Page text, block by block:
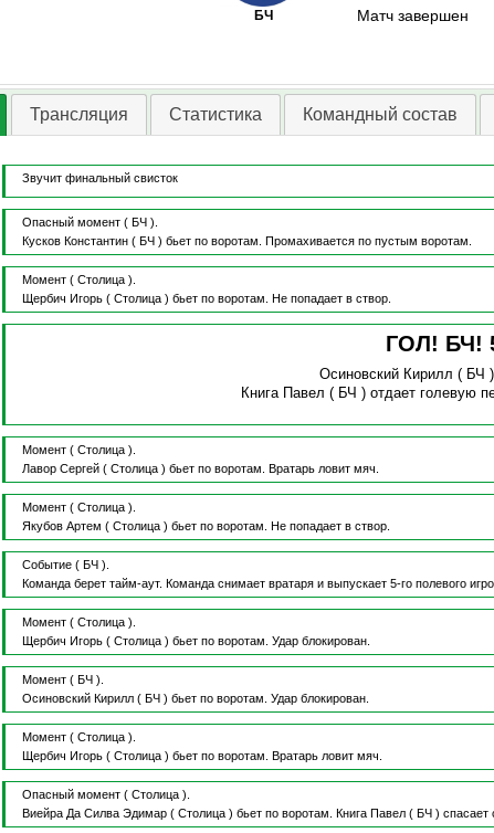
БЧ Матч завершен
Трансляция Статистика Командный состав
Звучит финальный свисток
Опасный момент ( БЧ ).
Кусков Константин( БЧ ) бьет по воротам. Промахивается по пустым воротам.
Момент ( Столица ).
Щербич Игорь( Столица ) бьет по воротам. Не попадает в створ.
ГОЛ! БЧ!
Осиновский Кирилл ( БЧ )
Книга Павел ( БЧ ) отдает голевую
Момент ( Столица ).
Лавор Сергей( Столица ) бьет по воротам. Вратарь ловит мяч.
Момент ( Столица ).
Якубов Артем ( Столица ) бьет по воротам. Не попадает в створ.
Событие ( БЧ ).
Команда берет тайм-аут. Команда снимает вратаря и выпускает 5-го полевого
Момент ( Столица ).
Щербич Игорь( Столица ) бьет по воротам. Удар блокирован.
Момент ( БЧ ).
Осиновский Кирилл( БЧ ) бьет по воротам. Удар блокирован.
Момент ( Столица ).
Щербич Игорь( Столица ) бьет по воротам. Вратарь ловит мяч.
Опасный момент ( Столица ).
Виейра Да Силва Эдимар( Столица ) бьет по воротам. Книга Павел( БЧ ) спасает